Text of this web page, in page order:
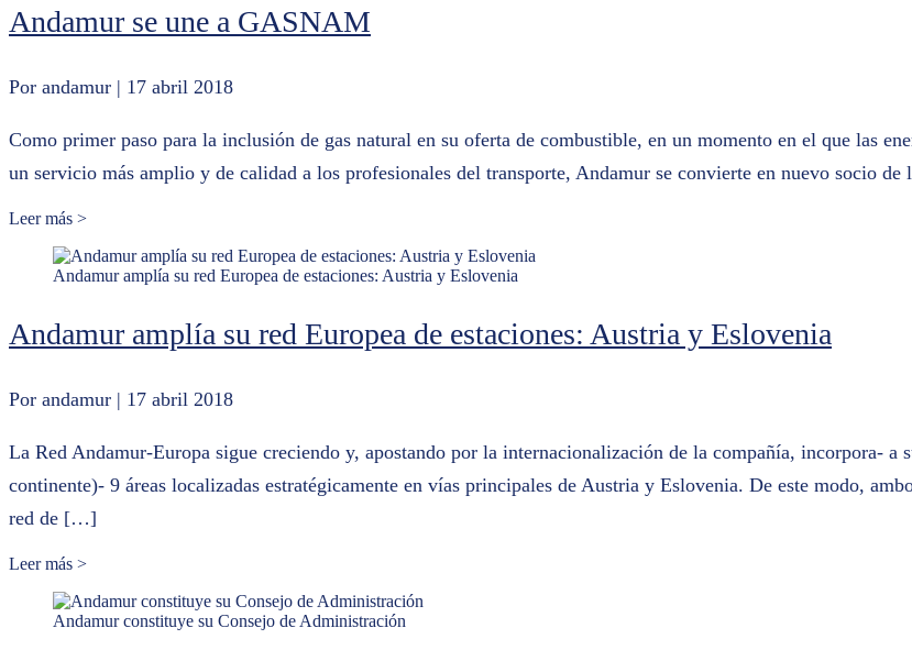
Andamur se une a GASNAM
Por andamur | 17 abril 2018
Como primer paso para la inclusión de gas natural en su oferta de combustible, en un momento en el que las
un servicio más amplio y de calidad a los profesionales del transporte, Andamur se convierte en nuevo socio
Leer más >
Andamur amplía su red Europea de estaciones: Austria y Eslovenia
Andamur amplía su red Europea de estaciones: Austria y Eslovenia
Por andamur | 17 abril 2018
La Red Andamur-Europa sigue creciendo y, apostando por la internacionalización de la compañía, incorpora- a
continente)- 9 áreas localizadas estratégicamente en vías principales de Austria y Eslovenia. De este modo,
red de […]
Leer más >
Andamur constituye su Consejo de Administración